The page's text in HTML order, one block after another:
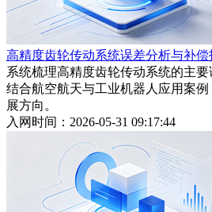
高精度齿轮传动系统误差分析与补
系统梳理高精度齿轮传动系统的主要
结合航空航天与工业机器人应用案
展方向。
入网时间：2026-05-31 09:17:44